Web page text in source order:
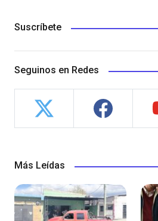
Suscríbete
Seguinos en Redes
Más Leídas